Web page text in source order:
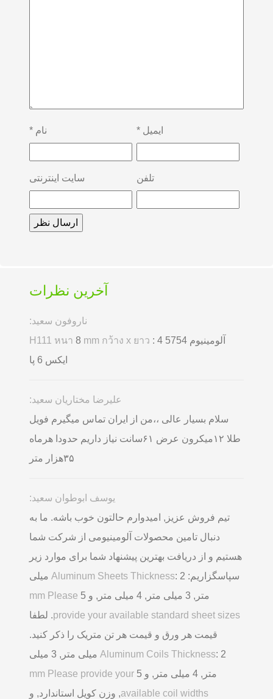
نام * ایمیل*
سایت اینترنتی تلفن
آخرین نظرات
ناروفون سعید:
آلومینیوم 5754
H111 หนา 8 mm กว้าง x ยาว : 4
ایکس 6 پا
علیرضا مختاریان سعید:
سلام بسیار عالی ،،من از ایران تماس میگیرم فویل
طلا ۱۲میکرون عرض ۶۱سانت نیاز داریم حدودا هرماه
۳۵هزار متر
یوسف ابوطوان سعید:
تیم فروش عزیز, امیدوارم حالتون خوب باشه. ما به
دنبال تامین محصولات آلومینیومی از شرکت شما
هستیم و از دریافت بهترین پیشنهاد شما برای موارد زیر
سپاسگزاریم:
Aluminum Sheets Thickness : 2 میلی
متر, 3 میلی متر, 4 میلی متر, و 5
mm Please
provide your available standard sheet sizes. لطفا
قیمت هر ورق و قیمت هر تن متریک را ذکر کنید.
Aluminum Coils Thickness
: 2 میلی متر, 3 میلی
متر, 4 میلی متر, و 5
mm Please provide your
available coil widths, وزن کویل استاندارد, و